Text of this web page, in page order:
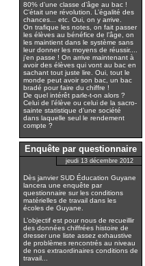
80% d’une classe d’âge au bac !
C’était une révolution. L’égalité des
chances... etc. Oui, on y arrive.
On trafique les notes, on fait passer
les élèves au bénéfice de l’âge, on
les maintient dans le système sans
leur donner les moyens de réussir....
j’en passe ! On arrive maintenant à
avoir des élèves qui vont au bac en
sachant tout juste lire. Oui, tout le
monde peut avoir son bac, un bac
bradé pour faire du chiffre !
De quel intérêt parle-t-on alors ?
Celui de l’élève ou celui de la sacro-
sainte statistique d’une société
dans laquelle seul le rendement
compte ?
Enquête par questionnaire
jeudi 13 décembre 2012
Dès janvier SUD Éducation Guyane
lancera une enquête par
questionnaire sur les conditions
matérielles de travail dans les
écoles de Guyane.
L’objectif est pour nous de recueillir
des données chiffrées histoire de
dresser une liste assez exhaustive
de problèmes rencontrés au niveau
de nos extraordinaires conditions de
travail...